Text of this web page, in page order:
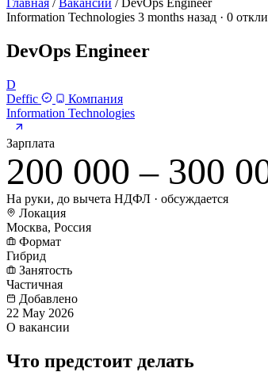
Главная / Вакансии / DevOps Engineer
Information Technologies 3 months назад · 0
DevOps Engineer
D
Deffic
Компания
Information Technologies
Зарплата
200 000 – 300
На руки, до вычета НДФЛ · обсуждается
Локация
Москва, Россия
Формат
Гибрид
Занятость
Частичная
Добавлено
22 May 2026
О вакансии
Что предстоит делать